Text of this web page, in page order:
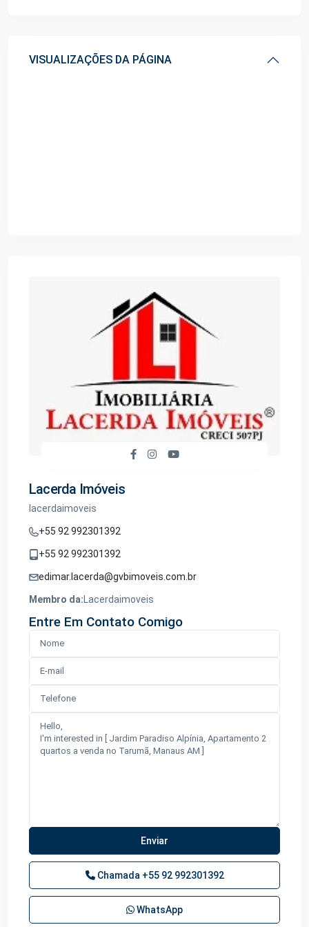
VISUALIZAÇÕES DA PÁGINA
Lacerda Imóveis
lacerdaimoveis
+55 92 992301392
+55 92 992301392
edimar.lacerda@gvbimoveis.com.br
Membro da: Lacerdaimoveis
Entre Em Contato Comigo
Chamada +55 92 992301392
WhatsApp